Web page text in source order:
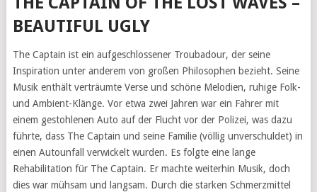
BEAUTIFUL UGLY
The Captain ist ein aufgeschlossener Troubadour, der seine
Inspiration unter anderem von großen Philosophen bezieht. Seine
Musik enthält verträumte Verse und schöne Melodien, ruhige Folk-
und Ambient-Klänge. Vor etwa zwei Jahren war ein Fahrer mit
einem gestohlenen Auto auf der Flucht vor der Polizei, was dazu
führte, dass The Captain und seine Familie (völlig unverschuldet) in
einen Autounfall verwickelt wurden. Es folgte eine lange
Rehabilitation für The Captain. Er machte weiterhin Musik, doch
dies war mühsam und langsam. Durch die starken Schmerzmittel